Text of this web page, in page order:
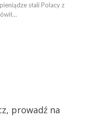
słali Polacy z
prowadź na